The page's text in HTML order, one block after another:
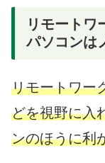
リモートワ
パソコンは
リモートワー
どを視野に入
ンのほうに利